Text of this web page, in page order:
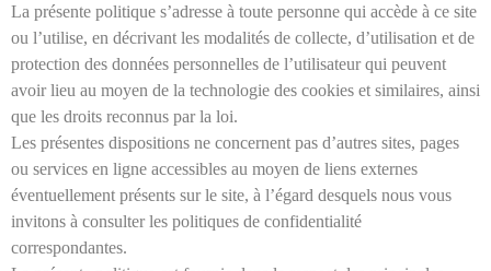
La présente politique s’adresse à toute personne qui accède à ce site
ou l’utilise, en décrivant les modalités de collecte, d’utilisation et de
protection des données personnelles de l’utilisateur qui peuvent
avoir lieu au moyen de la technologie des cookies et similaires, ainsi
que les droits reconnus par la loi.
Les présentes dispositions ne concernent pas d’autres sites, pages
ou services en ligne accessibles au moyen de liens externes
éventuellement présents sur le site, à l’égard desquels nous vous
invitons à consulter les politiques de confidentialité
correspondantes.